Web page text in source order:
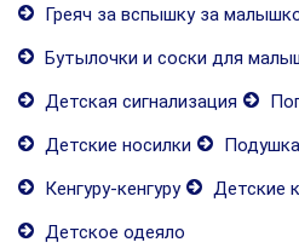
Греяч за вспышку за
Бутылочки и соски для
Детская сигнализация
Детские носилки
Кенгуру-кенгуру
Детские
Детское одеяло